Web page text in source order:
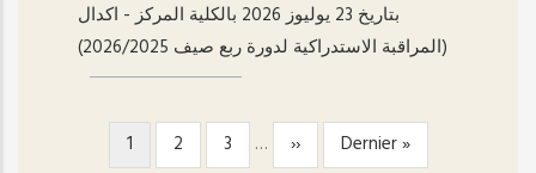
بتاريخ 23 يوليوز 2026 بالكلية المركز - اکدال
(المراقبة الاستدراكية لدورة ربع صيف 2026/2025)
PAGINATIONPage
1 Page
2 Page
3 …
Page
››
Dernière
Dernier »